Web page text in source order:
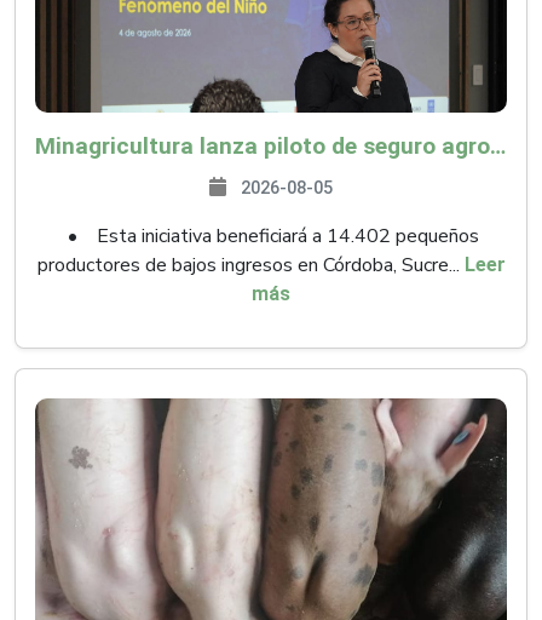
Minagricultura lanza piloto de seguro agropecuario por $9.625 millones para proteger a más de 14.000 pequeños productores contra riesgos del Fenómeno de El Niño
2026-08-05
• Esta iniciativa beneficiará a 14.402 pequeños
productores de bajos ingresos en Córdoba, Sucre... Leer
más